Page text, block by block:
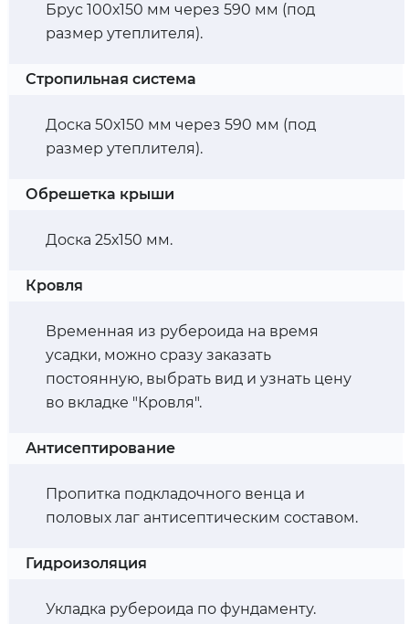
Брус 100х150 мм через 590 мм (под
размер утеплителя).
Стропильная система
Доска 50х150 мм через 590 мм (под
размер утеплителя).
Обрешетка крыши
Доска 25х150 мм.
Кровля
Временная из рубероида на время
усадки, можно сразу заказать
постоянную, выбрать вид и узнать цену
во вкладке "Кровля".
Антисептирование
Пропитка подкладочного венца и
половых лаг антисептическим составом.
Гидроизоляция
Укладка рубероида по фундаменту.